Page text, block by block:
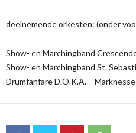
deelnemende orkesten: (onder
Show- en Marchingband
Show- en Marchingband St.
Drumfanfare D.O.K.A. – Marknesse